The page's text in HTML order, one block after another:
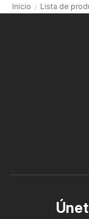
Inicio Lista de